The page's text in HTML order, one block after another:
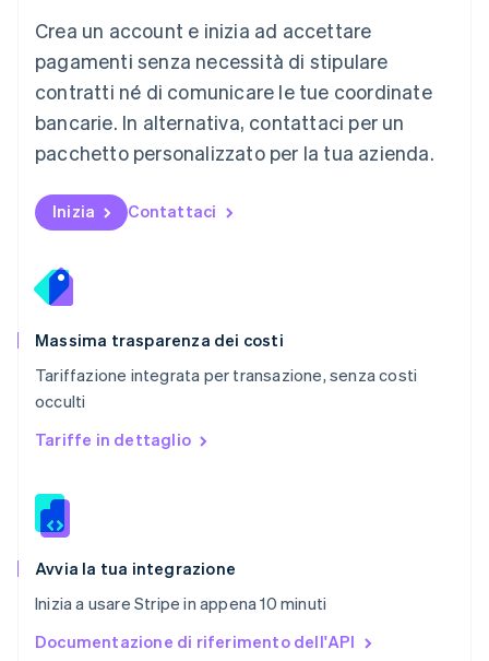
Crea un account e inizia ad accettare
pagamenti senza necessità di stipulare
contratti né di comunicare le tue coordinate
bancarie. In alternativa, contattaci per un
pacchetto personalizzato per la tua azienda.
Inizia Contattaci
Massima trasparenza dei costi
Tariffazione integrata per transazione, senza costi
occulti
Tariffe in dettaglio
Avvia la tua integrazione
Inizia a usare Stripe in appena 10 minuti
Documentazione di riferimento dell'API
EspañolEnglish
Norvegia
English
Nuova Zelanda
English
NederlandsEnglish
English
Portogallo
RAS di Hong Kong, Cina
English
English
English
Romania
English
Slovacchia
Slovenia
English Italiano
EspañolEnglish
English Español 简体中文